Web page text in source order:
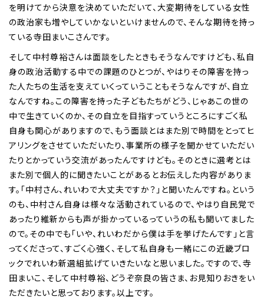
を明けてから決意を決めていただいて、大変期待をしている女性
の政治家も増やしていかないといけませんので、そんな期待を持っ
ている寺田まいこさんです。
そして中村尊裕さんは面談をしたときもそうなんですけども、私自
身の政治活動する中での課題のひとつが、やはりその障害を持っ
た人たちの生活を支えていくっていうこともそうなんですが、自立
なんですね。この障害を持った子どもたちがどう、じゃあこの世の
中で生きていくのか、その自立を目指すっていうところにすごく私
自身も関心がありますので、もう面談とはまた別で時間をとってヒ
アリングをさせていただいたり、事業所の様子を聞かせていただい
たりとかっていう交流があったんですけども。そのときに選考とは
また別で個人的に聞きたいことがあるとお伝えした内容がありま
す。「中村さん、れいわで大丈夫ですか？」と聞いたんですね。という
のも、中村さん自身は様々な活動されているので、やはり自民党で
あったり維新からも声が掛かっているっていうの私も聞いてました
ので。その中でも「いや、れいわだから僕は手を挙げたんです」と言
ってくださって、すごく心強く、そして私自身も一緒にこの近畿ブロ
ックでれいわ新選組拡げていきたいなと思いました。ですので、寺
田まいこ、そして中村尊裕、どうぞ奈良の皆さま、お見知りおきをい
ただきたいと思っております。以上です。